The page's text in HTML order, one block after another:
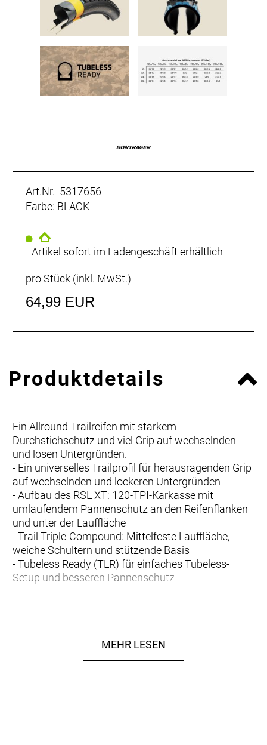
Art.Nr. 5317656
Farbe: BLACK
Artikel sofort im Ladengeschäft erhältlich
pro Stück (inkl. MwSt.)
64,99 EUR
Produktdetails
Ein Allround-Trailreifen mit starkem
Durchstichschutz und viel Grip auf wechselnden
und losen Untergründen.
- Ein universelles Trailprofil für herausragenden Grip
auf wechselnden und lockeren Untergründen
- Aufbau des RSL XT: 120-TPI-Karkasse mit
umlaufendem Pannenschutz an den Reifenflanken
und unter der Lauffläche
- Trail Triple-Compound: Mittelfeste Lauffläche,
weiche Schultern und stützende Basis
- Tubeless Ready (TLR) für einfaches Tubeless-
Setup und besseren Pannenschutz
rauer Trails mit losen und wechselnden
Untergründen, herausfordernden Fels-, Stein- und
Wurzelpassagen und technisch schwierigen
MEHR LESEN